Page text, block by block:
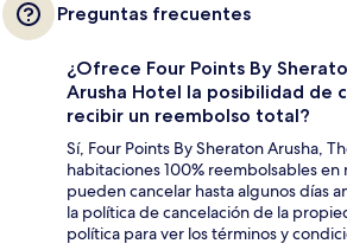
Preguntas frecuentes
¿Ofrece Four Points By
Arusha Hotel la posibilidad de
recibir un reembolso total?
Sí, Four Points By Sheraton Arusha,
habitaciones 100% reembolsables
pueden cancelar hasta algunos días
la política de cancelación de la
política para ver los términos y